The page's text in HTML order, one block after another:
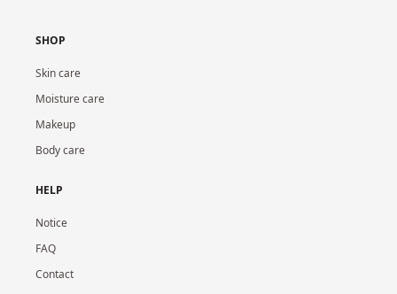
SHOP
Skin care
Moisture care
Makeup
Body care
HELP
Notice
FAQ
Contact